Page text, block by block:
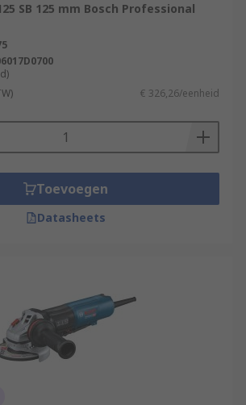
SB 125 mm Bosch Professional
€ 326,26/eenheid
Toevoegen
Datasheets